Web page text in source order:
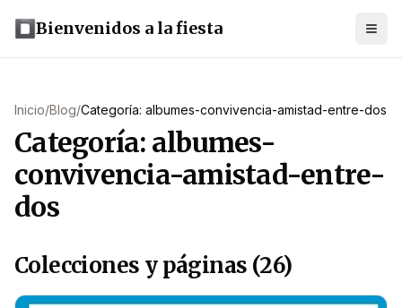
Bienvenidos a la fiesta
Inicio/Blog/Categoría: albumes-convivencia-amistad-entre-dos
Categoría: albumes-
convivencia-amistad-entre-
dos
Colecciones y páginas (26)